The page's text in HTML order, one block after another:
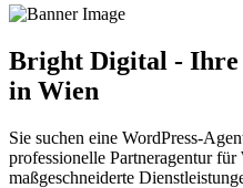
Bright Digital - Ihre
in Wien
Sie suchen eine WordPress-
professionelle Partneragentur
maßgeschneiderte